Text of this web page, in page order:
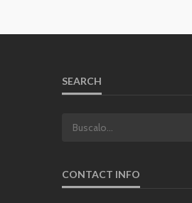
SEARCH
CONTACT INFO